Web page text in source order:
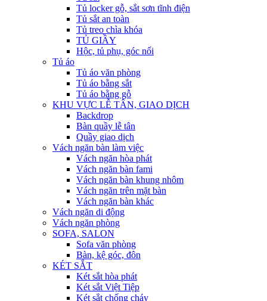
Tủ locker gỗ, sắt sơn tĩnh điện
Tủ sắt an toàn
Tủ treo chìa khóa
TỦ GIẦY
Hộc, tủ phụ, góc nối
Tủ áo
Tủ áo văn phòng
Tủ áo bằng sắt
Tủ áo bằng gỗ
KHU VỰC LỄ TÂN, GIAO DỊCH
Backdrop
Bàn quầy lễ tân
Quầy giao dịch
Vách ngăn bàn làm việc
Vách ngăn hòa phát
Vách ngăn bàn fami
Vách ngăn bàn khung nhôm
Vách ngăn trên mặt bàn
Vách ngăn bàn khác
Vách ngăn di động
Vách ngăn phòng
SOFA, SALON
Sofa văn phòng
Bàn, kệ góc, đôn
KÉT SẮT
Két sắt hòa phát
Két sắt Việt Tiệp
Két sắt chống cháy